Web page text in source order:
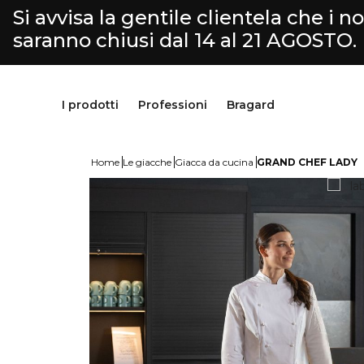
Si avvisa la gentile clientela che i
saranno chiusi dal 14 al 21 AGOSTO.
I prodotti Professioni Bragard
Pantaloni & Gonne
Grembiuli & Scamiciati
Macelleria-Gastronomia
Selezione Servizio & Hotellerie
Nostra storia
Personalizzazione
Home Le giacche Giacca da cucina GRAND CHEF LADY